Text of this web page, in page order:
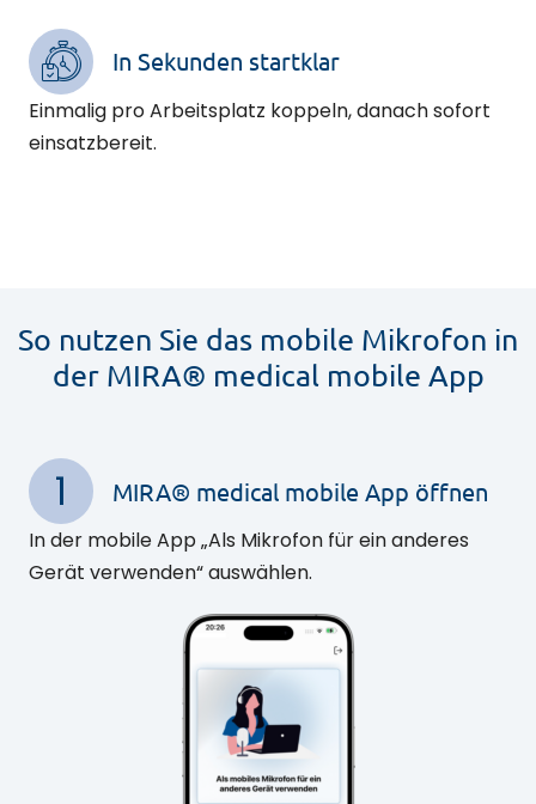
In Sekunden startklar
Einmalig pro Arbeitsplatz koppeln, danach sofort
einsatzbereit.
So nutzen Sie das mobile Mikrofon in
der MIRA® medical mobile App
1 MIRA® medical mobile App öffnen
In der mobile App „Als Mikrofon für ein anderes
Gerät verwenden“ auswählen.